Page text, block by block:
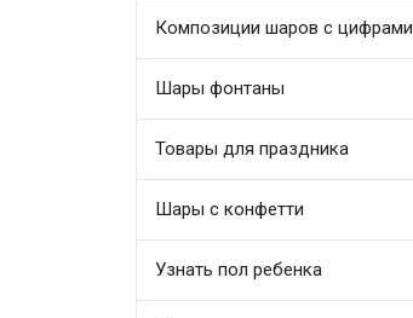
Композиции шаров с цифрами
Шары фонтаны
Товары для праздника
Шары с конфетти
Узнать пол ребенка